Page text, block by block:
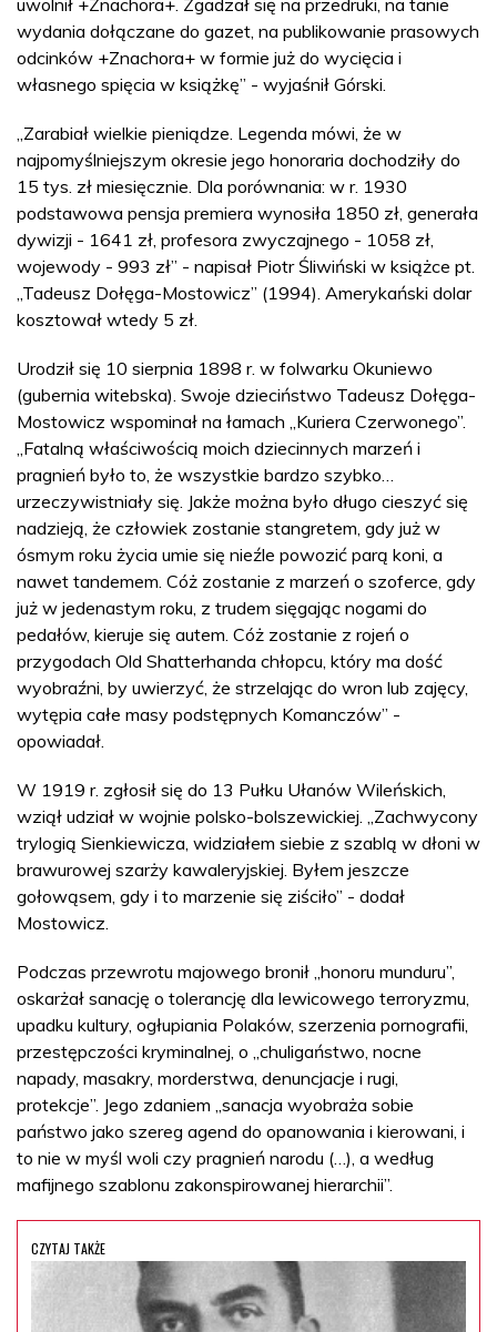
uwolnił +Znachora+. Zgadzał się na przedruki, na tanie
wydania dołączane do gazet, na publikowanie prasowych
odcinków +Znachora+ w formie już do wycięcia i
własnego spięcia w książkę” - wyjaśnił Górski.
„Zarabiał wielkie pieniądze. Legenda mówi, że w
najpomyślniejszym okresie jego honoraria dochodziły do
15 tys. zł miesięcznie. Dla porównania: w r. 1930
podstawowa pensja premiera wynosiła 1850 zł, generała
dywizji - 1641 zł, profesora zwyczajnego - 1058 zł,
wojewody - 993 zł” - napisał Piotr Śliwiński w książce pt.
„Tadeusz Dołęga-Mostowicz” (1994). Amerykański dolar
kosztował wtedy 5 zł.
Urodził się 10 sierpnia 1898 r. w folwarku Okuniewo
(gubernia witebska). Swoje dzieciństwo Tadeusz Dołęga-
Mostowicz wspominał na łamach „Kuriera Czerwonego”.
„Fatalną właściwością moich dziecinnych marzeń i
pragnień było to, że wszystkie bardzo szybko…
urzeczywistniały się. Jakże można było długo cieszyć się
nadzieją, że człowiek zostanie stangretem, gdy już w
ósmym roku życia umie się nieźle powozić parą koni, a
nawet tandemem. Cóż zostanie z marzeń o szoferce, gdy
już w jedenastym roku, z trudem sięgając nogami do
pedałów, kieruje się autem. Cóż zostanie z rojeń o
przygodach Old Shatterhanda chłopcu, który ma dość
wyobraźni, by uwierzyć, że strzelając do wron lub zajęcy,
wytępia całe masy podstępnych Komanczów” -
opowiadał.
W 1919 r. zgłosił się do 13 Pułku Ułanów Wileńskich,
wziął udział w wojnie polsko-bolszewickiej. „Zachwycony
trylogią Sienkiewicza, widziałem siebie z szablą w dłoni w
brawurowej szarży kawaleryjskiej. Byłem jeszcze
gołowąsem, gdy i to marzenie się ziściło” - dodał
Mostowicz.
Podczas przewrotu majowego bronił „honoru munduru”,
oskarżał sanację o tolerancję dla lewicowego terroryzmu,
upadku kultury, ogłupiania Polaków, szerzenia pornografii,
przestępczości kryminalnej, o „chuligaństwo, nocne
napady, masakry, morderstwa, denuncjacje i rugi,
protekcje”. Jego zdaniem „sanacja wyobraża sobie
państwo jako szereg agend do opanowania i kierowani, i
to nie w myśl woli czy pragnień narodu (…), a według
mafijnego szablonu zakonspirowanej hierarchii”.
CZYTAJ TAKŻE